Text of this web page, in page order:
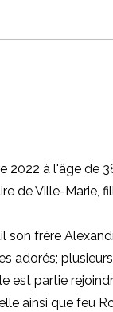
2022 à l'âge de
de Ville-Marie,
son frère
adorés;
est partie
ainsi que feu